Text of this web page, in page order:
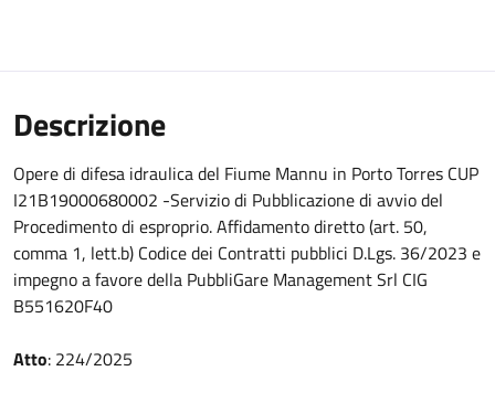
Descrizione
Opere di difesa idraulica del Fiume Mannu in Porto Torres CUP
I21B19000680002 -Servizio di Pubblicazione di avvio del
Procedimento di esproprio. Affidamento diretto (art. 50,
comma 1, lett.b) Codice dei Contratti pubblici D.Lgs. 36/2023 e
impegno a favore della PubbliGare Management Srl CIG
B551620F40
Atto: 224/2025